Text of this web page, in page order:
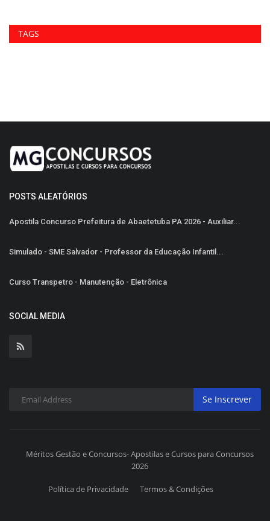
TAGS
POSTS ALEATÓRIOS
Apostila Concurso Prefeitura de Abaetetuba PA 2026 - Auxiliar...
Simulado - SME Salvador - Professor da Educação Infantil...
Curso Transpetro - Manutenção - Eletrônica
SOCIAL MEDIA
Se Inscrever
Méritos Gestão e Concursos- Apostilas e Cursos para Concursos
2026
Política de Privacidade Termos & Condições